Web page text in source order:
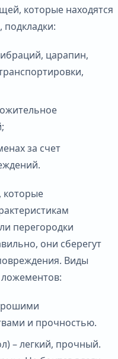
которые находятся
подкладки:
царапин,
за счет
которые
перегородки
они сберегут
Виды
и прочностью.
– легкий, прочный.